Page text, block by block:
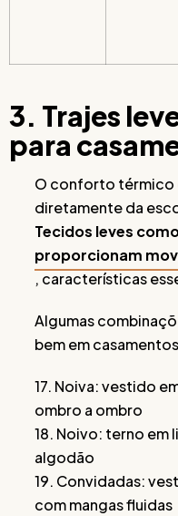
3. Trajes
para
O conforto térmico
diretamente da
Tecidos leves
proporcionam
, características
Algumas
bem em
17. Noiva: vestido
ombro a ombro
18. Noivo: terno em
algodão
19. Convidadas:
com mangas fluidas